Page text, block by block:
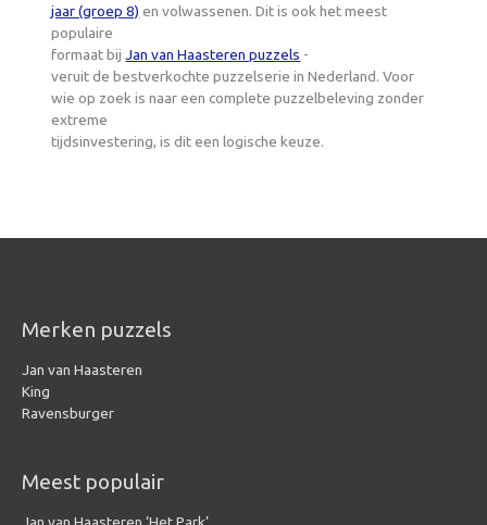
jaar (groep 8) en volwassenen. Dit is ook het meest
populaire
formaat bijJan van Haasteren puzzels -
veruit de bestverkochte puzzelserie in Nederland. Voor
wie op zoek is naar een complete puzzelbeleving zonder
extreme
tijdsinvestering, is dit een logische keuze.
Merken puzzels
Jan van Haasteren
King
Ravensburger
Meest populair